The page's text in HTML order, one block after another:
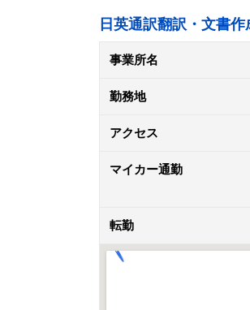
日英通訳翻訳・文書
事業所名
勤務地
アクセス
マイカー通勤
転勤